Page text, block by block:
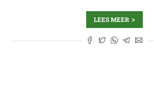
LEES MEER